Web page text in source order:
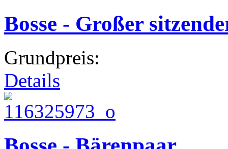
Bosse - Großer
Grundpreis:
Details